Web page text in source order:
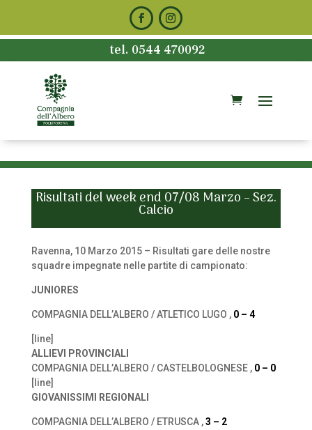
tel. 0544 470092
Risultati del week end 07/08 Marzo – Sez.
Calcio
Ravenna, 10 Marzo 2015 – Risultati gare delle nostre
squadre impegnate nelle partite di campionato:
JUNIORES
COMPAGNIA DELL’ALBERO / ATLETICO LUGO , 0 – 4
[line]
ALLIEVI PROVINCIALI
COMPAGNIA DELL’ALBERO / CASTELBOLOGNESE , 0 – 0
[line]
GIOVANISSIMI REGIONALI
COMPAGNIA DELL’ALBERO / ETRUSCA ,3 – 2